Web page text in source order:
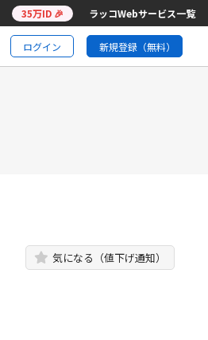
35万ID 🎉 ラッコWebサービス一覧
ログイン 新規登録（無料）
気になる（値下げ通知）